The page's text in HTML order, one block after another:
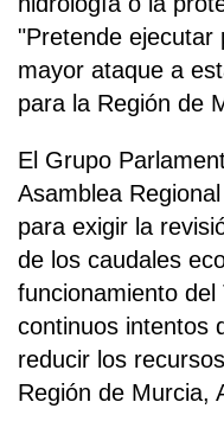
"Pretende ejecutar
mayor ataque a
para la Región de
El Grupo
Asamblea
para exigir la
de los caudales
funcionamiento
continuos intentos
reducir los
Región de Murcia,